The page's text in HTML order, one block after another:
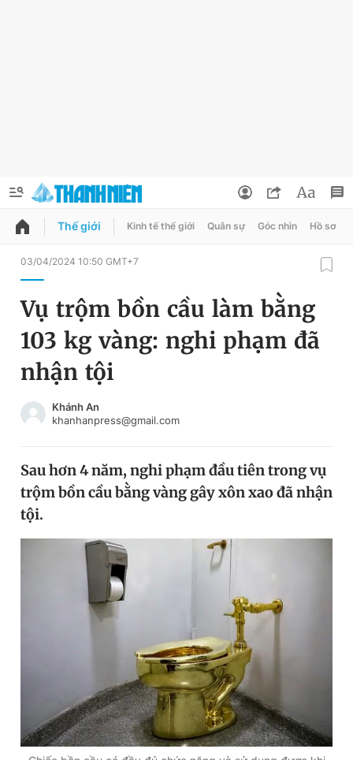
QUẢNG CÁO
Chuyên mục
Chuyên mục khác
Chào ngày mới
Video Magazine
Sản phẩm khác
Bạn cần biết
Liên hệ quảng cáo
Đổi mật khẩu
Tin đã lưu
Tin đã xem
Đăng xuất
Thế giới Kinh tế thế giới Quân sự Góc nhìn Hồ sơ
03/04/2024 10:50 GMT+7
Vụ trộm bồn cầu làm bằng
103 kg vàng: nghi phạm đã
nhận tội
Khánh An
khanhanpress@gmail.com
Sau hơn 4 năm, nghi phạm đầu tiên trong vụ
trộm bồn cầu bằng vàng gây xôn xao đã nhận
tội.